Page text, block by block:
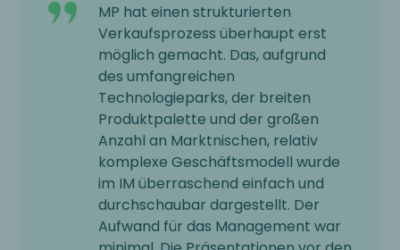
MP hat einen strukturierten
Verkaufsprozess überhaupt erst
möglich gemacht. Das, aufgrund
des umfangreichen
Technologieparks, der breiten
Produktpalette und der großen
Anzahl an Marktnischen, relativ
komplexe Geschäftsmodell wurde
im IM überraschend einfach und
durchschaubar dargestellt. Der
Aufwand für das Management war